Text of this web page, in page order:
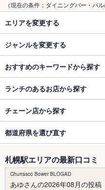
（現在の条件：ダイニングバー・バ
エリアを変更する
ジャンルを変更する
おすすめのキーワードから探す
ランチのあるお店から探す
チェーン店から探す
都道府県を選び直す
札幌駅エリアの最新口コミ
Churrasco Bower BLOGAD
あゆさんの2026年08月の投稿